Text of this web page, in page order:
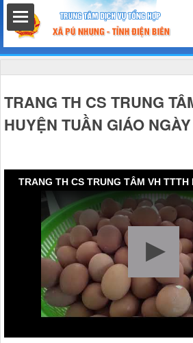
TRANG TH CS TRUNG
HUYỆN TUẦN GIÁO